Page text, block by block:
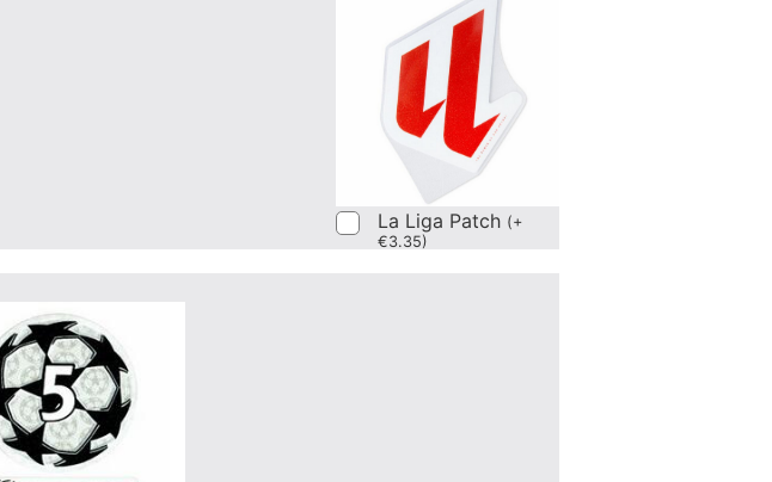
La Liga Patch (+
€3.35)